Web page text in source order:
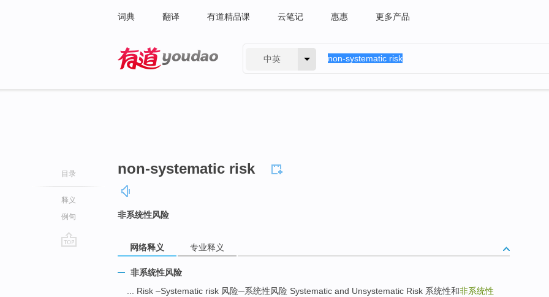
词典 翻译 有道精品课 云笔记 惠惠 更多产品
中英
目录
释义
例句
non-systematic risk
非系统性风险
网络释义 专业释义
非系统性风险
... Risk –Systematic risk 风险─系统性风险 Systematic and Unsystematic Risk 系统性和非系统性